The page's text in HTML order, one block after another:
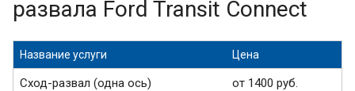
развала Ford Transit Connect
Название услуги Цена
Сход-развал (одна ось) от 1400 руб.